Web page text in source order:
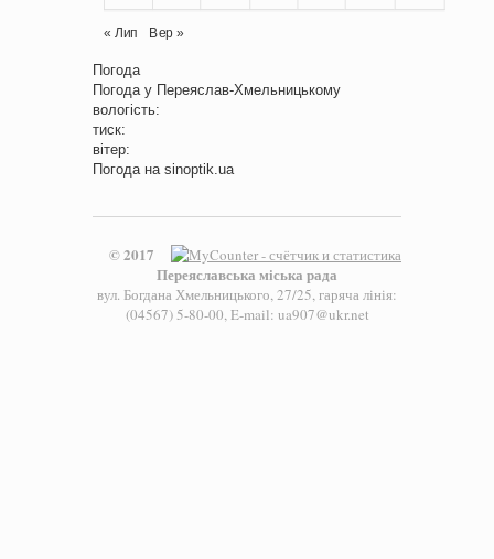
« Лип Вер »
Погода
Погода у Переяслав-Хмельницькому
вологість:
тиск:
вітер:
Погода на sinoptik.ua
© 2017
Переяславська міська рада
вул. Богдана Хмельницького, 27/25, гаряча лінія:
(04567) 5-80-00, E-mail: ua907@ukr.net